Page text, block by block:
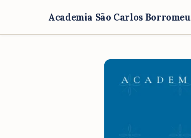
Academia São Carlos Borromeu